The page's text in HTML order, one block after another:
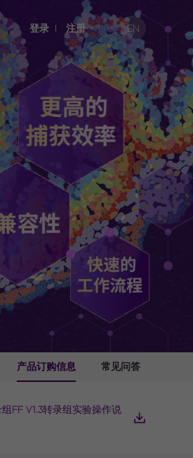
登录 注册 EN
产品订购信息 常见问答
FF V1.3转录组实验操作说